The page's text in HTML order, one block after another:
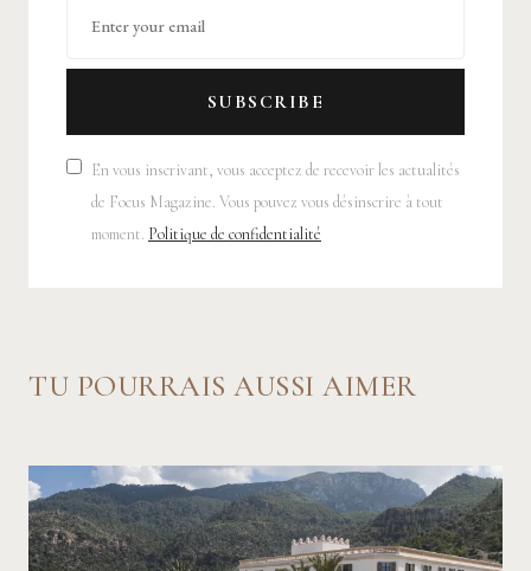
SUBSCRIBE
En vous inscrivant, vous acceptez de recevoir les actualités
de Focus Magazine. Vous pouvez vous désinscrire à tout
moment. Politique de confidentialité
TU POURRAIS AUSSI AIMER